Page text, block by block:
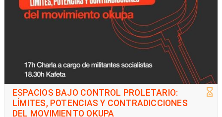
ESPACIOS BAJO CONTROL PROLETARIO:
LÍMITES, POTENCIAS Y CONTRADICCIONES
DEL MOVIMIENTO OKUPA